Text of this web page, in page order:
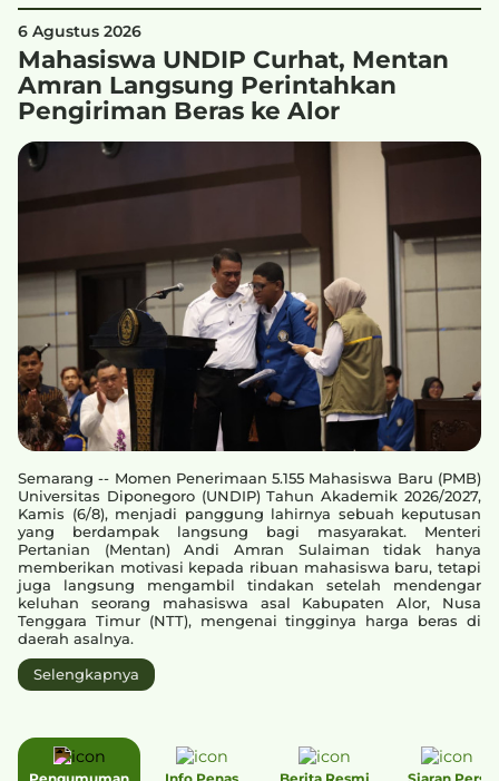
6 Agustus 2026
Mahasiswa UNDIP Curhat, Mentan
Amran Langsung Perintahkan
Pengiriman Beras ke Alor
Semarang -- Momen Penerimaan 5.155 Mahasiswa Baru (PMB)
Universitas Diponegoro (UNDIP) Tahun Akademik 2026/2027,
Kamis (6/8), menjadi panggung lahirnya sebuah keputusan
yang berdampak langsung bagi masyarakat. Menteri
Pertanian (Mentan) Andi Amran Sulaiman tidak hanya
memberikan motivasi kepada ribuan mahasiswa baru, tetapi
juga langsung mengambil tindakan setelah mendengar
keluhan seorang mahasiswa asal Kabupaten Alor, Nusa
Tenggara Timur (NTT), mengenai tingginya harga beras di
daerah asalnya.
Selengkapnya